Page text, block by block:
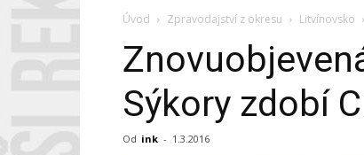
Úvod Zpravodajství z okresu Litvínovsko
Sýkory zdobí
Od ink - 1.3.2016